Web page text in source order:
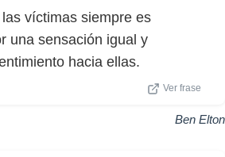
víctimas siempre es
una sensación igual y
hacia ellas.
Ver frase
Ben Elton